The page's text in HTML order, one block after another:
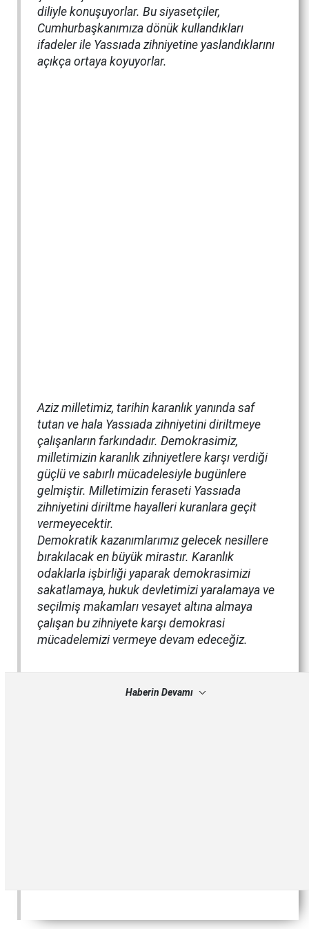
diliyle konuşuyorlar. Bu siyasetçiler,
Cumhurbaşkanımıza dönük kullandıkları
ifadeler ile Yassıada zihniyetine yaslandıklarını
açıkça ortaya koyuyorlar.
Aziz milletimiz, tarihin karanlık yanında saf
tutan ve hala Yassıada zihniyetini diriltmeye
çalışanların farkındadır. Demokrasimiz,
milletimizin karanlık zihniyetlere karşı verdiği
güçlü ve sabırlı mücadelesiyle bugünlere
gelmiştir. Milletimizin feraseti Yassıada
zihniyetini diriltme hayalleri kuranlara geçit
vermeyecektir.
Demokratik kazanımlarımız gelecek nesillere
bırakılacak en büyük mirastır. Karanlık
odaklarla işbirliği yaparak demokrasimizi
sakatlamaya, hukuk devletimizi yaralamaya ve
seçilmiş makamları vesayet altına almaya
çalışan bu zihniyete karşı demokrasi
mücadelemizi vermeye devam edeceğiz.
Haberin Devamı